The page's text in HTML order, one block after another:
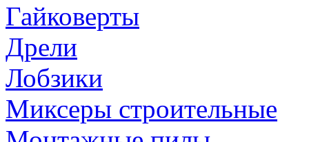
Гайковерты
Дрели
Лобзики
Миксеры строительные